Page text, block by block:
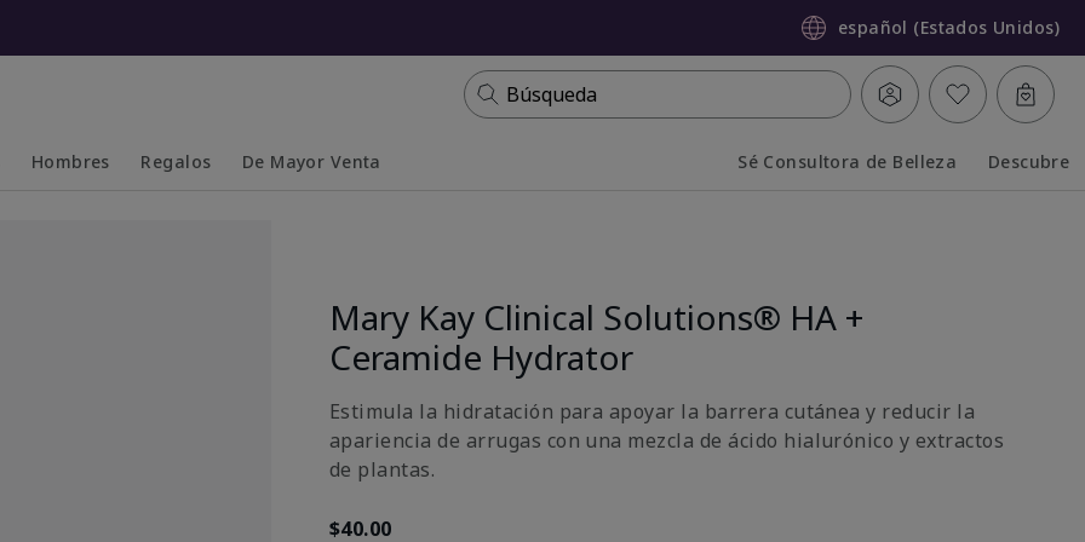
español (Estados Unidos)
Búsqueda
Hombres Regalos De Mayor Venta Sé Consultora de Belleza Descubre
Mary Kay Clinical Solutions® HA +
Ceramide Hydrator
Estimula la hidratación para apoyar la barrera cutánea y reducir la
apariencia de arrugas con una mezcla de ácido hialurónico y extractos
de plantas.
$40.00